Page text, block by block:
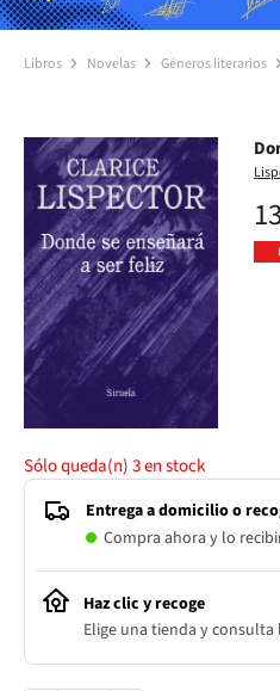
Libros Novelas Géneros literarios
Sólo queda(n)3en stock
Entrega a domicilio o
Compra ahora y lo
Haz clic y recoge
Elige una tienda y